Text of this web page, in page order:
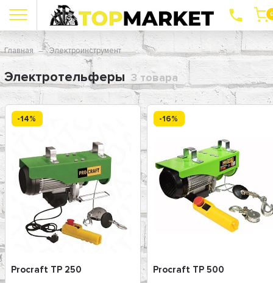
Главная Электроинструмент
Электротельферы 3 товара
-14%
Procraft TP 250
-16%
Procraft TP 500